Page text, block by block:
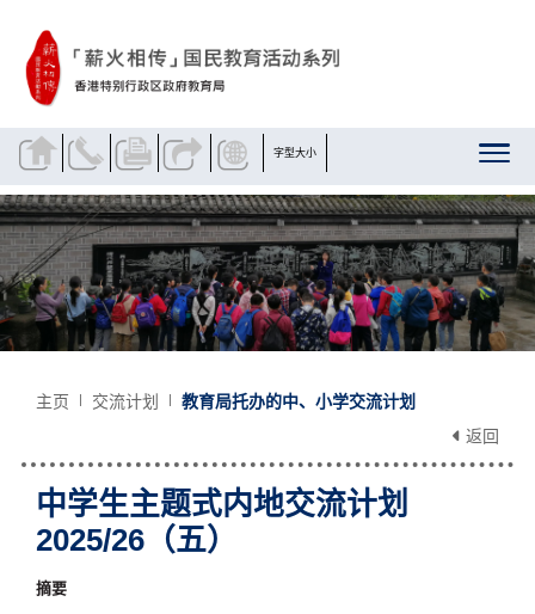
字型大小
主页 交流计划
教育局托办的中、小学交流计划
返回
中学生主题式内地交流计划
2025/26（五）
摘要